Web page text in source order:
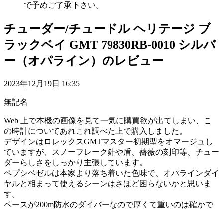
で予めご了承下さい。
チューダー/チュードル ヘリテージ ブ
ラックベイ GMT 79830RB-0010 シルバ
ー（オパライン）のレビュー
2023年12月19日 16:35
無記名
Web 上で本機の画像を見て一気に購買欲が出てしまい、こ
の時計についてあれこれ調べた上で購入しました。
デザインはロレックスGMTマスター初期型をオマージュし
ていますが、スノーフレーク針や盾、薔薇の刻印等、チュー
ダーらしさをしっかり主張しています。
ペプシベゼルは本家より落ち着いた色味で、オパラインダイ
ヤルと相まって使えるシーンはさほど困らないかと思いま
す。
ベースが200m防水のダイバーなので厚くて重いのは確かで